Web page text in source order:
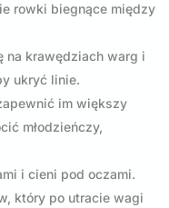
rowki biegnące między
na krawędziach warg i
ukryć linie.
im większy
młodzieńczy,
i cieni pod oczami.
który po utracie wagi